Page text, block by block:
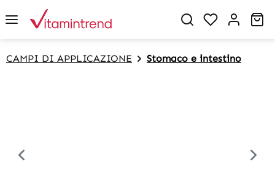
content
CAMPI DI APPLICAZIONE Stomaco e intestino